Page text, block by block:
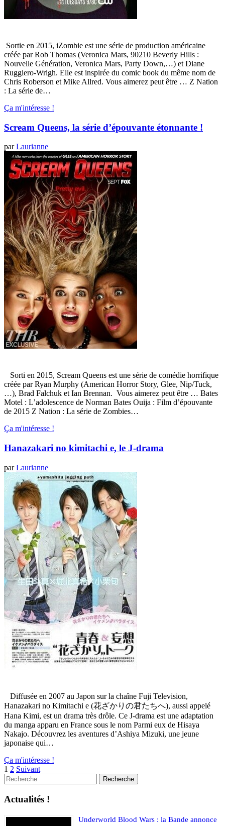
Sortie en 2015, iZombie est une série de production américaine
créée par Rob Thomas (Veronica Mars, 90210 Beverly Hills :
Nouvelle Génération, Veronica Mars, Party Down,…) et Diane
Ruggiero-Wrigh. Elle est inspirée du comic book du même nom de
Chris Roberson et Mike Allred. Vous aimerez peut être … Z Nation
: La série de…
Ça m'intéresse !
Scream Queens, la série d’épouvante étonnante !
parLaurianne
Sorti en 2015, Scream Queens est une série de comédie horrifique
créée par Ryan Murphy (American Horror Story, Glee, Nip/Tuck,
…), Brad Falchuk et Ian Brennan. Vous aimerez peut être … Bates
Motel : L’adolescence de Norman Bates Ouija : Film d’épouvante
de 2015 Z Nation : La série de Zombies…
Ça m'intéresse !
Hanazakari no kimitachi e, le J-drama
parLaurianne
Diffusée en 2007 au Japon sur la chaîne Fuji Television,
Hanazakari no Kimitachi e (花ざかりの君たちへ), aussi appelé
Hana Kimi, est un drama très drôle. Ce J-drama est une adaptation
du manga apparu en France sous le nom Parmi eux de Hisaya
Nakajo. Découvrez les aventures d’Ashiya Mizuki, une jeune
japonaise qui…
Ça m'intéresse !
1 2 Suivant
Actualités !
Underworld Blood Wars : la Bande annonce